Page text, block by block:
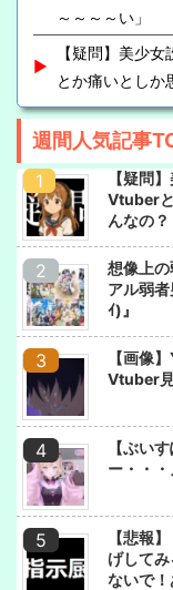
～～～～い」
【疑問】美少
とか痛いとしか
週間人気記事
【疑問
Vtuber
んなの？
想像上
アル弱
ｲ)』
【画像
Vtuber
【ぶい
ー・・・
【悲報
げして
ないで！